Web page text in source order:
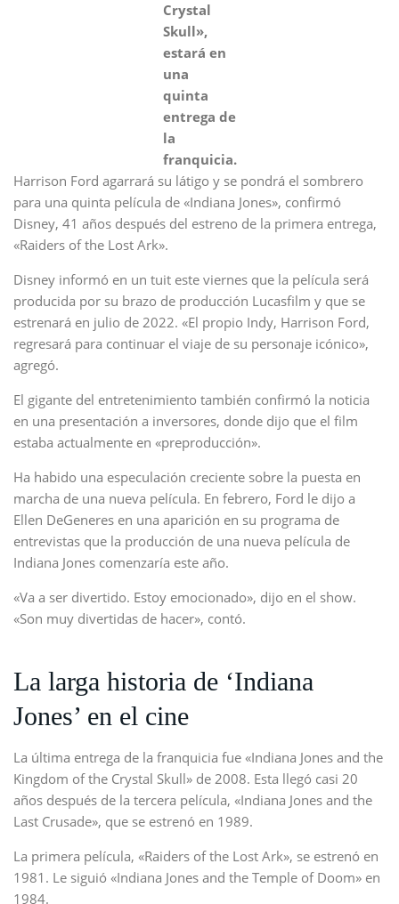
Crystal
Skull»,
estará en
una
quinta
entrega de
la
franquicia.
Harrison Ford agarrará su látigo y se pondrá el sombrero
para una quinta película de «Indiana Jones», confirmó
Disney, 41 años después del estreno de la primera entrega,
«Raiders of the Lost Ark».
Disney informó en un tuit este viernes que la película será
producida por su brazo de producción Lucasfilm y que se
estrenará en julio de 2022. «El propio Indy, Harrison Ford,
regresará para continuar el viaje de su personaje icónico»,
agregó.
El gigante del entretenimiento también confirmó la noticia
en una presentación a inversores, donde dijo que el film
estaba actualmente en «preproducción».
Ha habido una especulación creciente sobre la puesta en
marcha de una nueva película. En febrero, Ford le dijo a
Ellen DeGeneres en una aparición en su programa de
entrevistas que la producción de una nueva película de
Indiana Jones comenzaría este año.
«Va a ser divertido. Estoy emocionado», dijo en el show.
«Son muy divertidas de hacer», contó.
La larga historia de ‘Indiana
Jones’ en el cine
La última entrega de la franquicia fue «Indiana Jones and the
Kingdom of the Crystal Skull» de 2008. Esta llegó casi 20
años después de la tercera película, «Indiana Jones and the
Last Crusade», que se estrenó en 1989.
La primera película, «Raiders of the Lost Ark», se estrenó en
1981. Le siguió «Indiana Jones and the Temple of Doom» en
1984.